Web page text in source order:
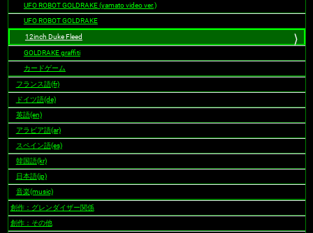
UFO ROBOT GOLDRAKE (yamato video ver.)
UFO ROBOT GOLDRAKE
12inch Duke Fleed
GOLDRAKE graffiti
カードゲーム
フランス語(fr)
ドイツ語(de)
英語(en)
アラビア語(ar)
スペイン語(es)
韓国語(kr)
日本語(jp)
音楽(music)
創作：グレンダイザー関係
創作：その他